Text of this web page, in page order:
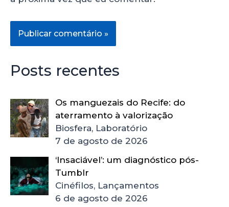
Posts recentes
Os manguezais do Recife: do
aterramento à valorização
Biosfera, Laboratório
7 de agosto de 2026
‘Insaciável’: um diagnóstico pós-
Tumblr
Cinéfilos, Lançamentos
6 de agosto de 2026